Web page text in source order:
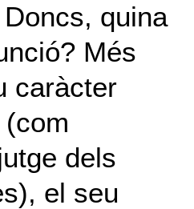
quina
Més
caràcter
dels
el seu